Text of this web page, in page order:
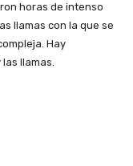
horas de intenso
llamas con la que se
Hay
llamas.